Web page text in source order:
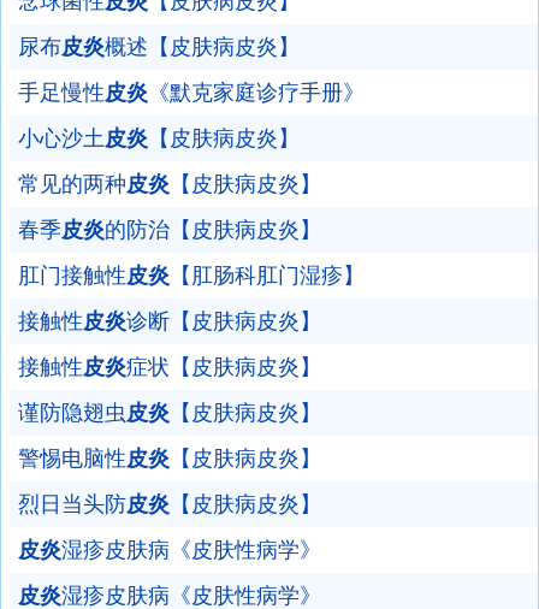
尿布皮炎概述【皮肤病皮炎】
手足慢性皮炎 《默克家庭诊疗手册》
小心沙土皮炎 【皮肤病皮炎】
常见的两种皮炎 【皮肤病皮炎】
春季皮炎的防治【皮肤病皮炎】
肛门接触性皮炎 【肛肠科肛门湿疹】
接触性皮炎诊断【皮肤病皮炎】
接触性皮炎症状【皮肤病皮炎】
谨防隐翅虫皮炎 【皮肤病皮炎】
警惕电脑性皮炎 【皮肤病皮炎】
烈日当头防皮炎 【皮肤病皮炎】
皮炎湿疹皮肤病《皮肤性病学》
皮炎湿疹皮肤病《皮肤性病学》